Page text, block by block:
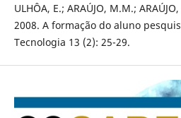
ULHÔA, E.; ARAÚJO, M.M.;
2008. A formação do aluno
Tecnologia 13 (2): 25-29.